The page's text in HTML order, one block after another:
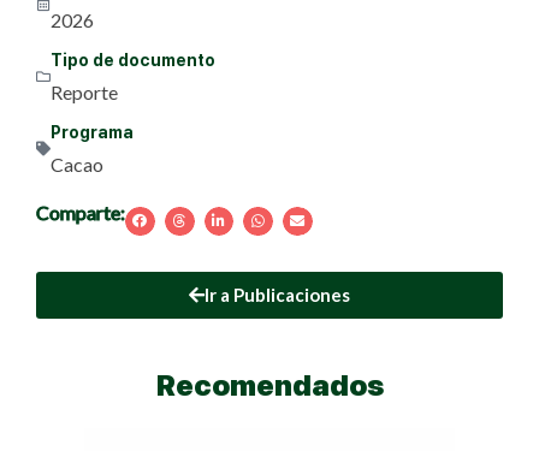
2026
Tipo de documento
Reporte
Programa
Cacao
Comparte:
Ir a Publicaciones
Recomendados